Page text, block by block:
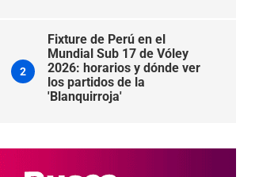
2
Fixture de Perú en el
Mundial Sub 17 de Vóley
2026: horarios y dónde ver
los partidos de la
'Blanquirroja'